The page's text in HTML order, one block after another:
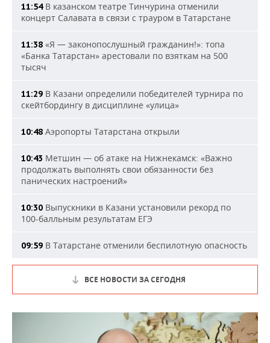
11:54В казанском театре Тинчурина отменили
концерт Салавата в связи с трауром в Татарстане
11:38 «Я — законопослушный гражданин!»: топа
«Банка Татарстан» арестовали по взяткам на 500
тысяч
11:29 В Казани определили победителей турнира по
скейтбордингу в дисциплине «улица»
10:48 Аэропорты Татарстана открыли
10:43 Метшин — об атаке на Нижнекамск: «Важно
продолжать выполнять свои обязанности без
панических настроений»
10:30 Выпускники в Казани установили рекорд по
100-балльным результатам ЕГЭ
09:59 В Татарстане отменили беспилотную опасность
ВСЕ НОВОСТИ ЗА СЕГОДНЯ